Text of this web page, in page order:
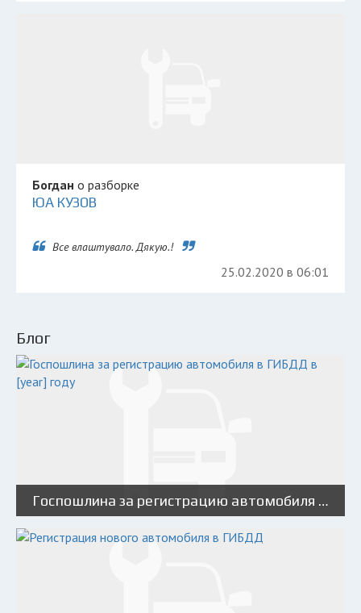
Богдан о разборке
ЮА КУЗОВ
Все влаштувало. Дякую.!
25.02.2020 в 06:01
Блог
Госпошлина за регистрацию автомобиля в ГИБДД в [year] году